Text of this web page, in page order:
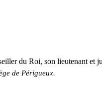
du Roi, son lieutenant et
de Périgueux.